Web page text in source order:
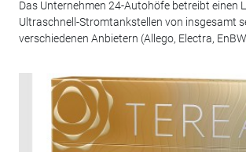
Das Unternehmen 24-Autohöfe betreibt einen
Ultraschnell-Stromtankstellen von insgesamt
verschiedenen Anbietern (Allego, Electra, EnBW,